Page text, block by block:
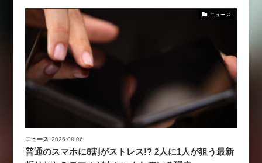
ニュース
ニュース 2026.08.06
普通のスマホに8割がストレス!? 2人に1人が狙う最新